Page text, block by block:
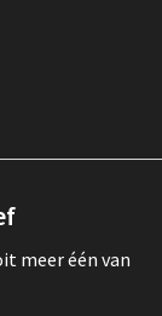
meer één van